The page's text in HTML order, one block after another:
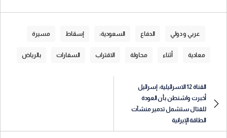
عربي و دولي الدفاع السعودية: إسقاط مسيرة
معادية أثناء محاولة الاقتراب السفارات بالرياض
القناة 12 الاسرائيلية: إسرائيل
أخبرت واشنطن بأن العودة
للقتال ستشمل تدمير منشآت
الطاقة الإيرانية